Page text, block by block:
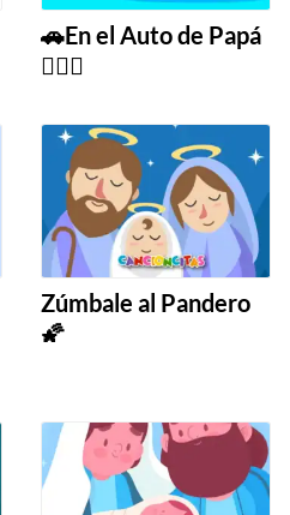
🚗En el Auto de Papá
🧔🏻‍♂️
Zúmbale al Pandero
🌠